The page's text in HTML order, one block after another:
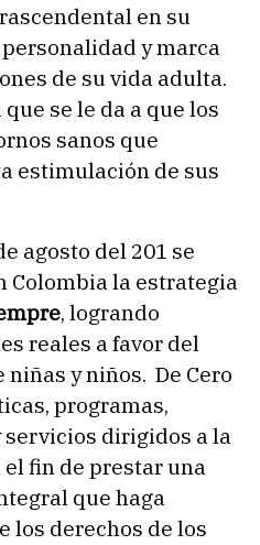
en su
y marca
de su vida adulta.
se le da a que los
sanos que
estimulación de sus
agosto del 201 se
Colombia la estrategia
, logrando
reales a favor del
y niños. De Cero
programas,
servicios dirigidos a la
fin de prestar una
que haga
los derechos de los